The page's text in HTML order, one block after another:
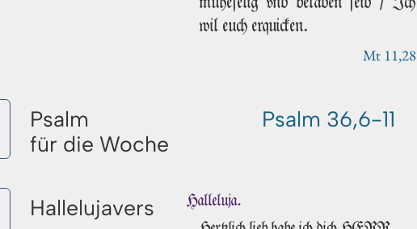
wil euch erquicken.
Mt 11,28
Psalm
für die Woche
Psalm 36,6-11
Hallelujavers
Halleluja.